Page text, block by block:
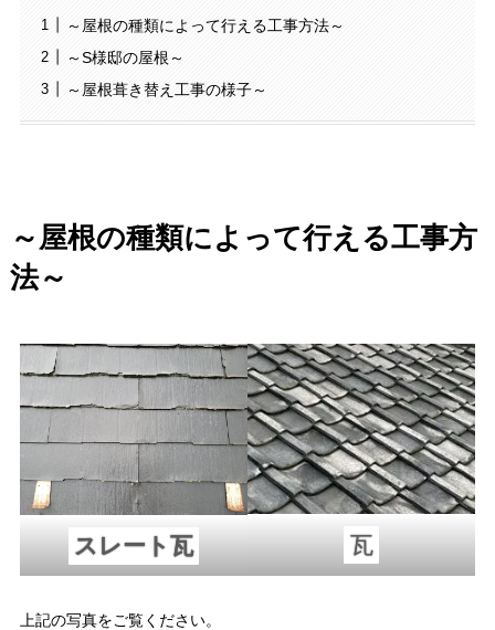
～屋根の種類によって行える工事方法～
～S様邸の屋根～
～屋根葺き替え工事の様子～
～屋根の種類によって行える工事方
法～
スレート瓦 瓦
上記の写真をご覧ください。